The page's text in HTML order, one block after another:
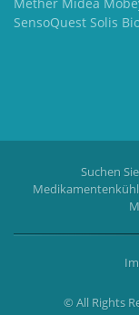
SensoQuest Solis
Suchen
© All Rights